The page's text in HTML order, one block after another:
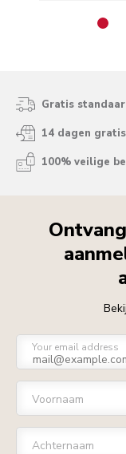
Gratis
14 dagen
100% veilige
Your email address
Voornaam
Achternaam